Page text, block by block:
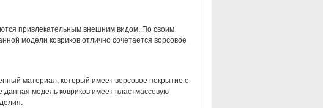
привлекательным внешним видом. По своим
модели ковриков отлично сочетается ворсовое
материал, который имеет ворсовое покрытие с
модель ковриков имеет пластмассовую